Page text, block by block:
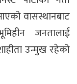
वासस्थानबाट
जनतालाई
उन्मुख रहेको